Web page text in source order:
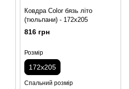
Ковдра Color бязь літо
(тюльпани) - 172x205
816 грн
Розмір
172x205
Спальний розмір